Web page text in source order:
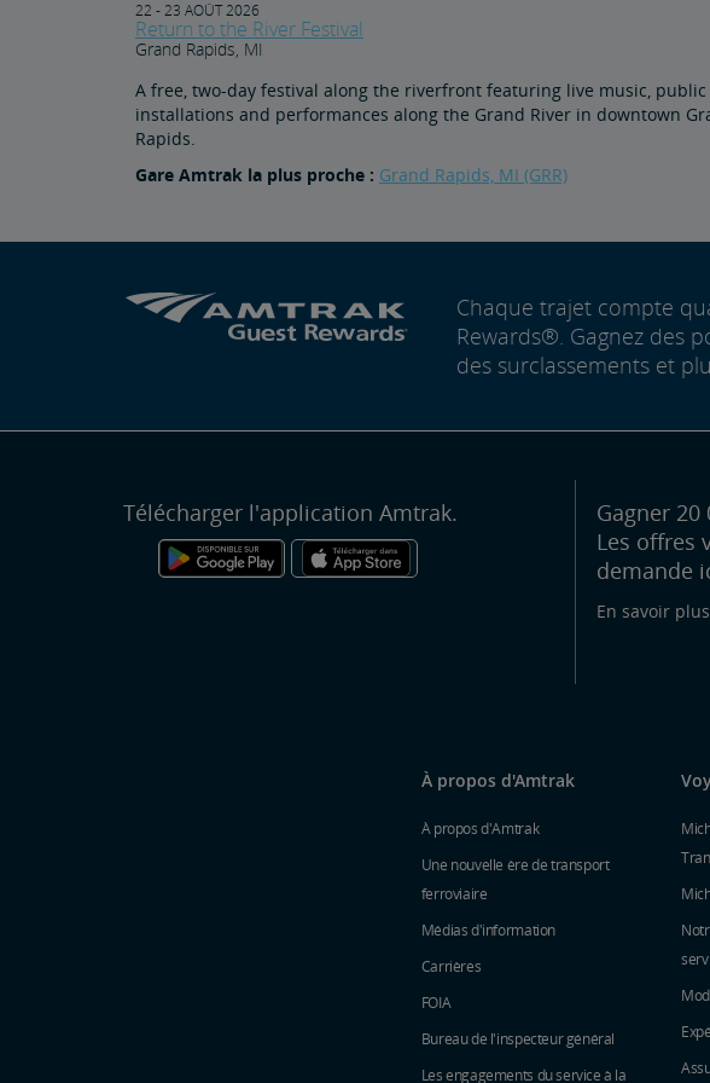
22 - 23 AOÛT 2026
Return to the River Festival
Grand Rapids, MI
A free, two-day festival along the riverfront featuring live music,
installations and performances along the Grand River in downtown
Rapids.
Gare Amtrak la plus proche : Grand Rapids, MI (GRR)
Chaque trajet compte
Rewards®. Gagnez des
des surclassements et
Télécharger l'application Amtrak.
Gagner
Les offres
demande
En savoir plus
À propos d'Amtrak
À propos d'Amtrak
Une nouvelle ère de transport
ferroviaire
Médias d'information
Carrières
FOIA
Bureau de l'inspecteur général
Les engagements du service à la